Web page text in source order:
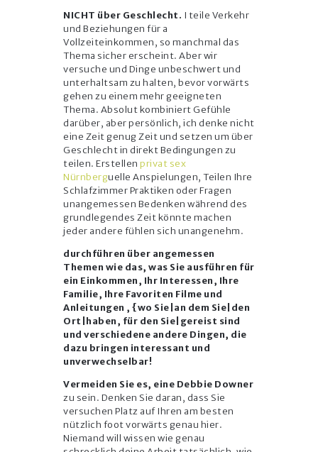
NICHT über Geschlecht. I teile Verkehr
und Beziehungen für a
Vollzeiteinkommen, so manchmal das
Thema sicher erscheint. Aber wir
versuche und Dinge unbeschwert und
unterhaltsam zu halten, bevor vorwärts
gehen zu einem mehr geeigneten
Thema. Absolut kombiniert Gefühle
darüber, aber persönlich, ich denke nicht
eine Zeit genug Zeit und setzen um über
Geschlecht in direkt Bedingungen zu
teilen. Erstellen privat sex
Nürnberguelle Anspielungen, Teilen Ihre
Schlafzimmer Praktiken oder Fragen
unangemessen Bedenken während des
grundlegendes Zeit könnte machen
jeder andere fühlen sich unangenehm.
durchführen über angemessen
Themen wie das, was Sie ausführen für
ein Einkommen, Ihr Interessen, Ihre
Familie, Ihre Favoriten Filme und
Anleitungen , {wo Sie|an dem Sie|den
Ort|haben, für den Sie|gereist sind
und verschiedene andere Dingen, die
dazu bringen interessant und
unverwechselbar!
Vermeiden Sie es, eine Debbie Downer
zu sein. Denken Sie daran, dass Sie
versuchen Platz auf Ihren am besten
nützlich foot vorwärts genau hier.
Niemand will wissen wie genau